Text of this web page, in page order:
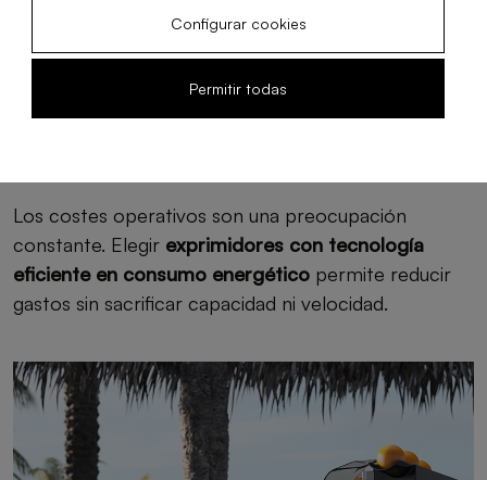
ordenado, especialmente en áreas visibles para los
Los costes operativos son una preocupación
constante. Elegir exprimidores con tecnología
eficiente en consumo energético permite reducir
gastos sin sacrificar capacidad ni velocidad.
Configurar cookies
Permitir todas